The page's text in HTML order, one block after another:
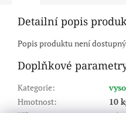
Detailní popis
Popis produktu není dostupný
Doplňkové
Kategorie:
Hmotnost:
10